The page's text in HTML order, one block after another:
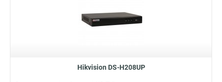
Hikvision DS-H208UP